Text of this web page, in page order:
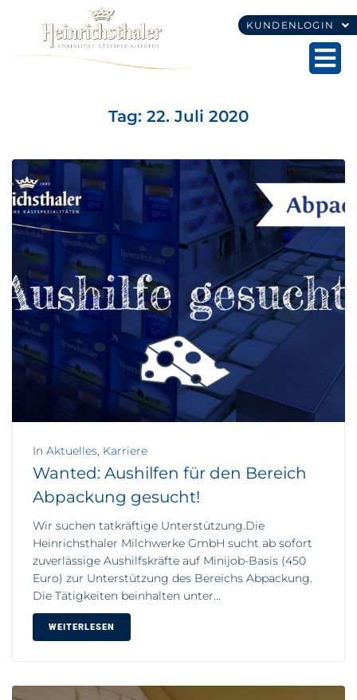
KUNDENLOGIN
Tag: 22. Juli 2020
In Aktuelles, Karriere
Wanted: Aushilfen für den Bereich
Abpackung gesucht!
Wir suchen tatkräftige Unterstützung.Die
Heinrichsthaler Milchwerke GmbH sucht ab sofort
zuverlässige Aushilfskräfte auf Minijob-Basis (450
Euro) zur Unterstützung des Bereichs Abpackung.
Die Tätigkeiten beinhalten unter...
WEITERLESEN